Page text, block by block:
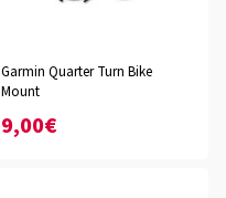
Garmin Quarter Turn Bike
Mount
9,00€